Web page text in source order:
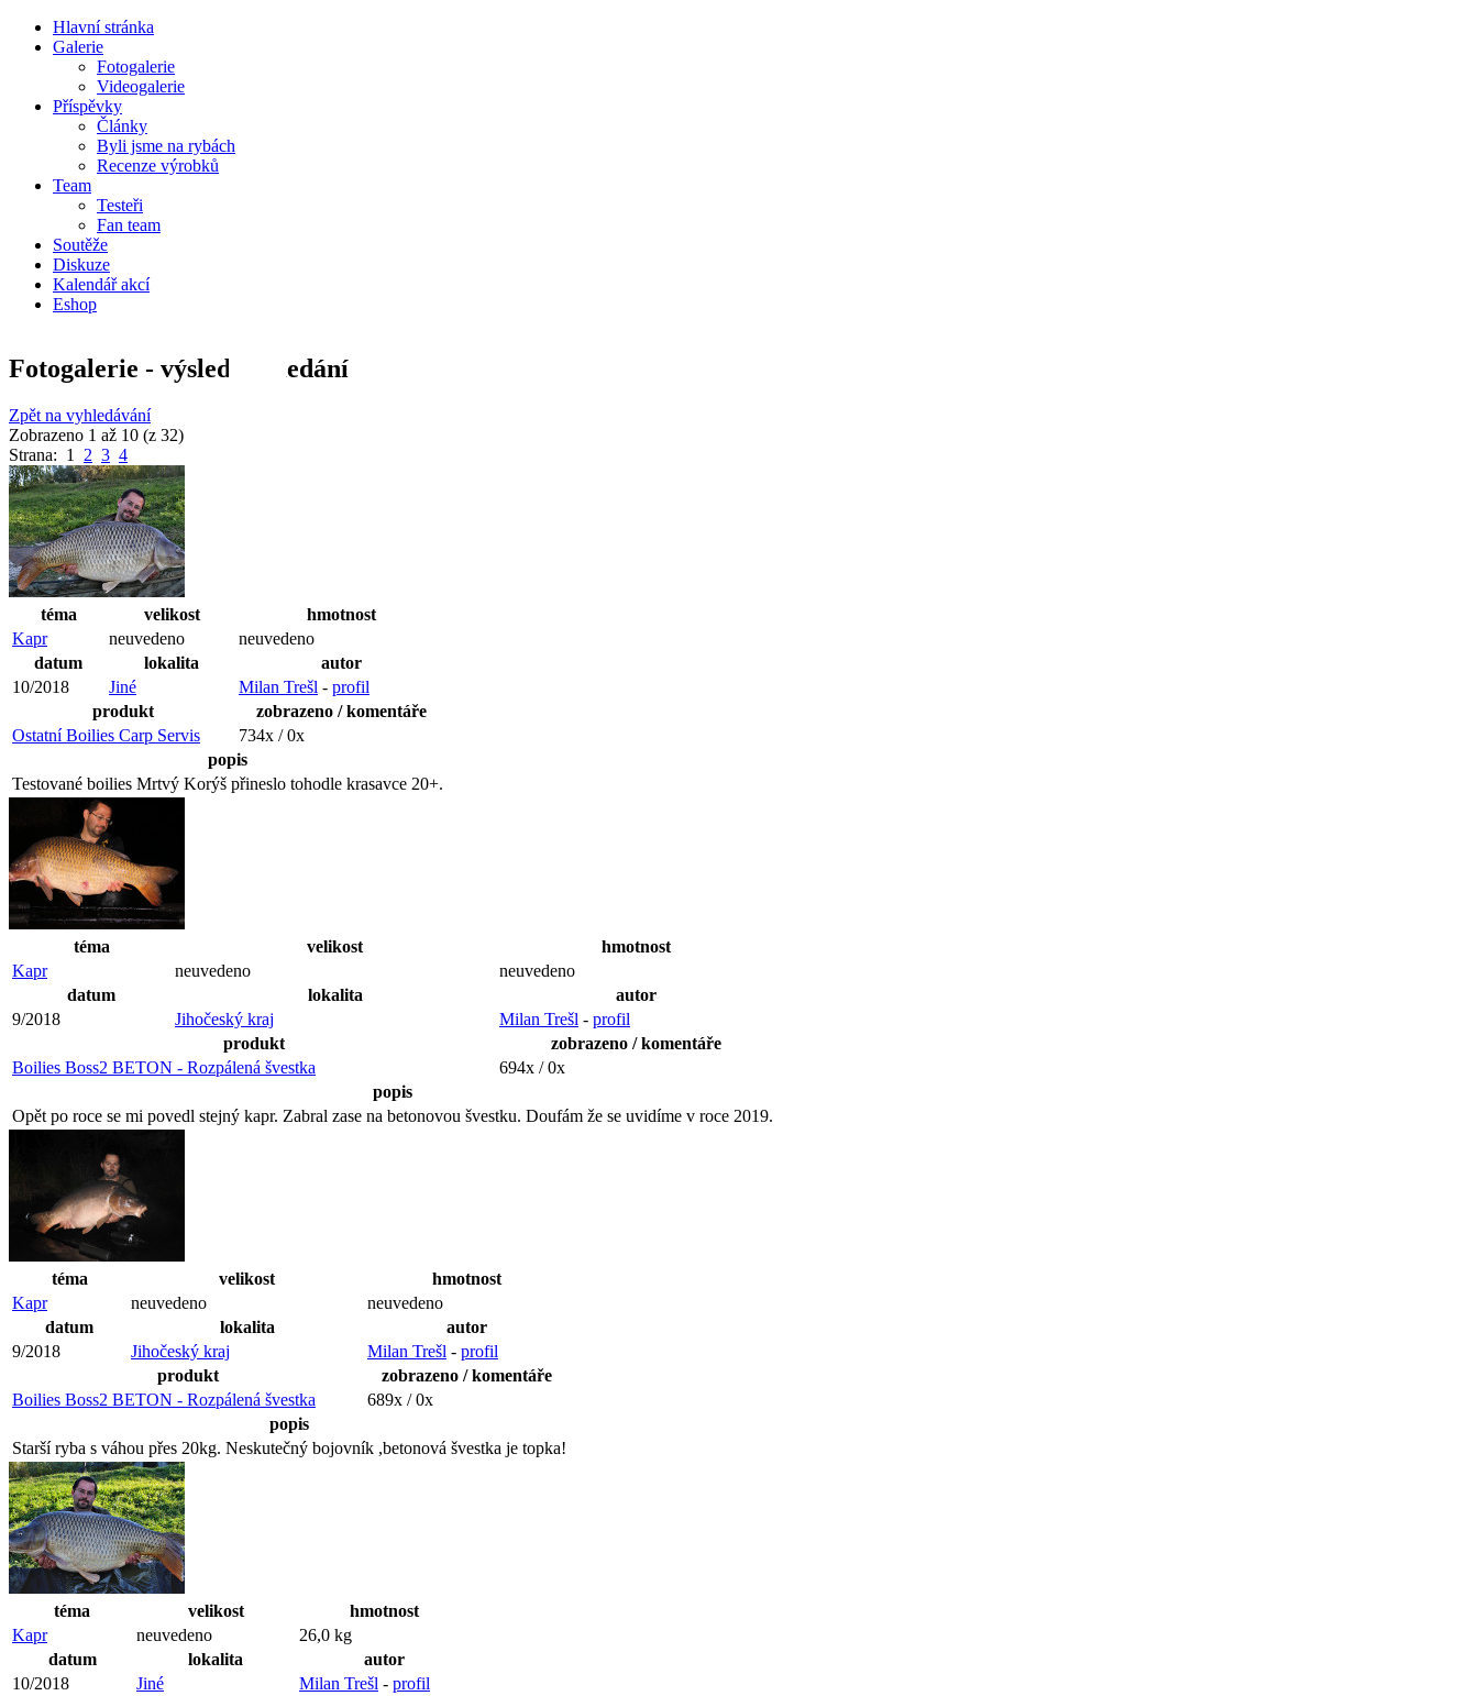
Hlavní stránka
Galerie
Fotogalerie
Videogalerie
Příspěvky
Články
Byli jsme na rybách
Recenze výrobků
Team
Testeři
Fan team
Soutěže
Diskuze
Kalendář akcí
Eshop
Fotogalerie - výsledky hledání
Zpět na vyhledávání
Zobrazeno 1 až 10 (z 32)
Strana: 1 2 3 4
téma velikost
hmotnost
Kapr
neuvedeno
neuvedeno
datum
lokalita
autor
10/2018
Jiné Milan Trešl - profil
produkt
zobrazeno / komentáře
Ostatní Boilies Carp Servis
734x / 0x
popis
Testované boilies Mrtvý Korýš přineslo tohodle krasavce 20+.
téma velikost
hmotnost
Kapr
neuvedeno
neuvedeno
datum
lokalita
autor
9/2018
Jihočeský kraj Milan Trešl - profil
produkt
zobrazeno / komentáře
Boilies Boss2 BETON - Rozpálená švestka
694x / 0x
popis
Opět po roce se mi povedl stejný kapr. Zabral zase na betonovou švestku. Doufám že se uvidíme v roce 2019.
téma velikost
hmotnost
Kapr
neuvedeno
neuvedeno
datum
lokalita
autor
9/2018
Jihočeský kraj Milan Trešl - profil
produkt
zobrazeno / komentáře
Boilies Boss2 BETON - Rozpálená švestka
689x / 0x
popis
Starší ryba s váhou přes 20kg. Neskutečný bojovník ,betonová švestka je topka!
téma velikost
hmotnost
Kapr
neuvedeno
26,0 kg
datum
lokalita
autor
10/2018
Jiné Milan Trešl - profil